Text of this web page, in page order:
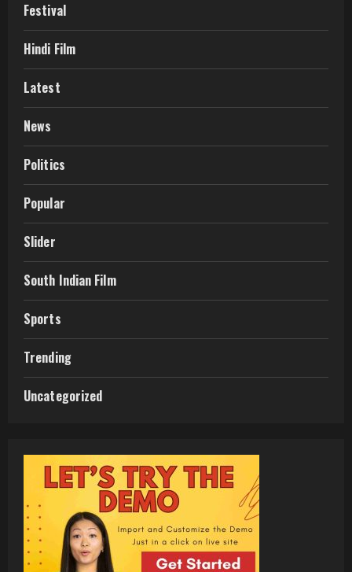
Festival
Hindi Film
Latest
News
Politics
Popular
Slider
South Indian Film
Sports
Trending
Uncategorized